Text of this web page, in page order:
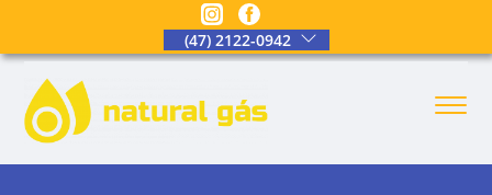
(47) 2122-0942